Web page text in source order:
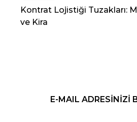
Kontrat Lojistiği Tuzakları:
ve Kira
E-MAIL ADRESİNİZİ